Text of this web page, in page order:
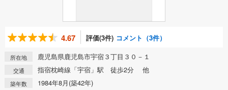
4.67 評価(3件) コメント（3件）
所在地 鹿児島県鹿児島市宇宿３丁目３０－１
交通 指宿枕崎線「宇宿」駅 徒歩2分 他
築年数 1984年8月(築42年)